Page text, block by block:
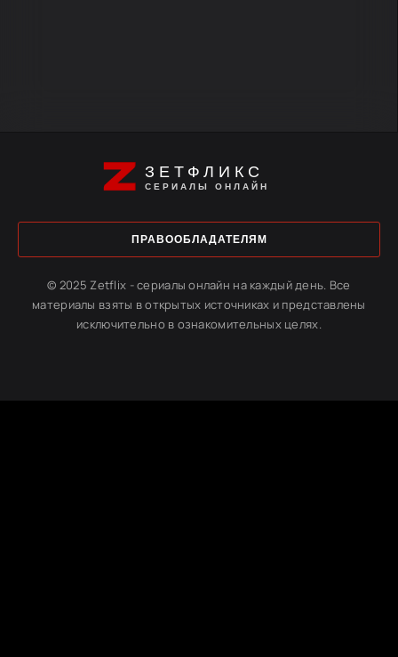
ЗЕТФЛИКС
СЕРИАЛЫ ОНЛАЙН
ПРАВООБЛАДАТЕЛЯМ
© 2025 Zetflix - сериалы онлайн на каждый день. Все
материалы взяты в открытых источниках и представлены
исключительно в ознакомительных целях.